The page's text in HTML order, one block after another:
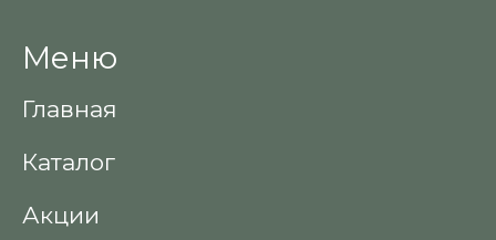
Меню
Главная
Каталог
Акции